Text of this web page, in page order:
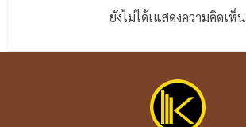
ยังไม่ได้เแสดงความคิดเห็น